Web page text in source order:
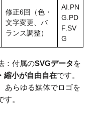
修正6回（色・
文字変更、バ
ランス調整）
AI.PN
G.PD
F.SV
G
：付属のSVGデータ を
縮小が自由自在です。
あらゆる媒体でロゴを
。